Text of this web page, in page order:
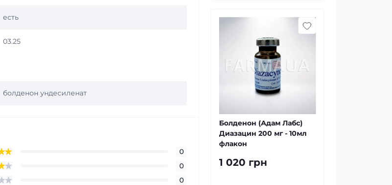
есть
03.25
болденон ундесиленат
0
0
0
Болденон (Адам Лабс)
Диазацин 200 мг - 10мл
флакон
1 020 грн